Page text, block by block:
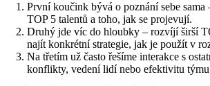
První koučink bývá o poznání sebe sama
TOP 5 talentů a toho, jak se projevují.
Druhý jde víc do hloubky – rozvíjí širší
najít konkrétní strategie, jak je použít v
Na třetím už často řešíme interakce s
konflikty, vedení lidí nebo efektivitu